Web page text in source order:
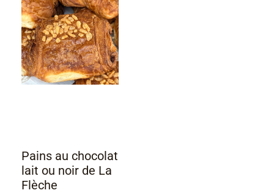
Pains au chocolat
lait ou noir de La
Flèche